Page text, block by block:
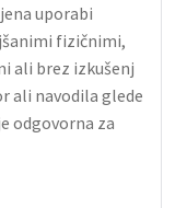
uporabi
fizičnimi,
ali brez izkušenj
ali navodila glede
odgovorna za